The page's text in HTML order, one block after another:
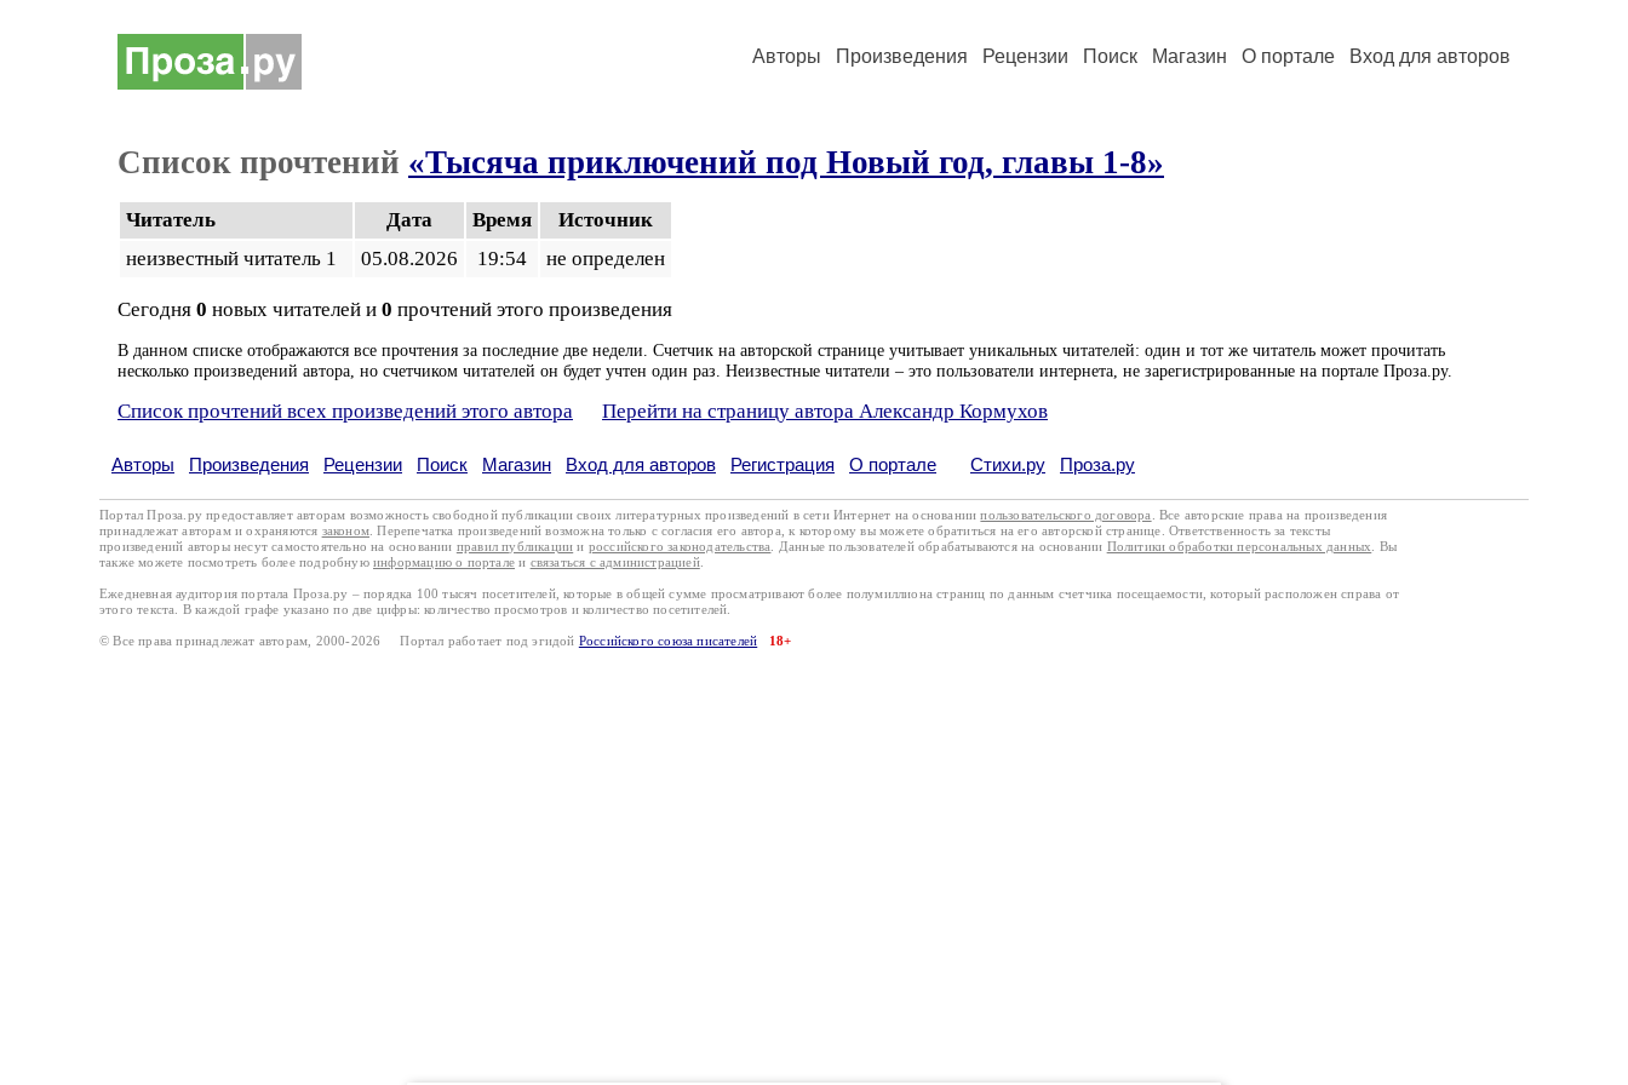
Авторы Произведения Рецензии Поиск Магазин О портале Вход для авторов
Список прочтений «Тысяча приключений под Новый год, главы 1-8»
Читатель Дата Время
Источник
неизвестный читатель 1
05.08.2026 19:54 не определен
Сегодня 0 новых читателей и 0 прочтений этого произведения
В данном списке отображаются все прочтения за последние две недели. Счетчик на авторской странице учитывает уникальных читателей: один и тот же читатель может прочитать
несколько произведений автора, но счетчиком читателей он будет учтен один раз. Неизвестные читатели – это пользователи интернета, не зарегистрированные на портале Проза.ру.
Список прочтений всех произведений этого автора Перейти на страницу автора Александр Кормухов
Авторы Произведения Рецензии Поиск Магазин Вход для авторов Регистрация О портале Стихи.ру Проза.ру
Портал Проза.ру предоставляет авторам возможность свободной публикации своих литературных произведений в сети Интернет на основаниипользовательского договора
. Все авторские права на произведения
принадлежат авторам и охраняются законом . Перепечатка произведений возможна только с согласия его автора, к которому вы можете обратиться на его авторской странице. Ответственность за тексты
произведений авторы несут самостоятельно на основании правил публикации и российского законодательства . Данные пользователей обрабатываются на основании Политики обработки персональных данных
. Вы
также можете посмотреть более подробную информацию о портале и связаться с администрацией.
Ежедневная аудитория портала Проза.ру – порядка 100 тысяч посетителей, которые в общей сумме просматривают более полумиллиона страниц по данным счетчика посещаемости, который расположен справа от
этого текста. В каждой графе указано по две цифры: количество просмотров и количество посетителей.
© Все права принадлежат авторам, 2000-2026 Портал работает под эгидой Российского союза писателей 18+